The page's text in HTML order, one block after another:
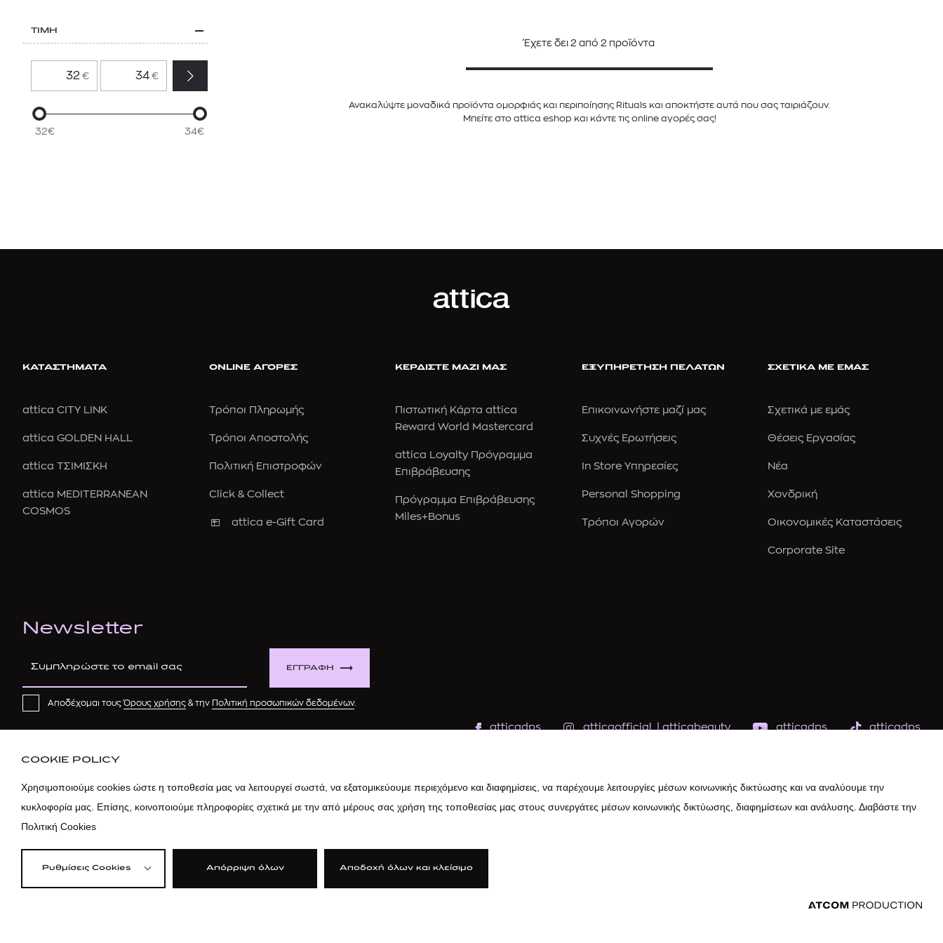
ΤΙΜΗ
€ €
32€ 34€
Έχετε δει 2 από 2 προϊόντα
Ανακαλύψτε μοναδικά προϊόντα ομορφιάς και περιποίησης Rituals και αποκτήστε αυτά που σας ταιριάζουν.
Μπείτε στο attica eshop και κάντε τις online αγορές σας!
ΚΑΤΑΣΤΗΜΑΤΑ
attica CITY LINK
attica GOLDEN HALL
attica ΤΣΙΜΙΣΚΗ
attica MEDITERRANEAN
COSMOS
ONLINE ΑΓΟΡΕΣ
Τρόποι Πληρωμής
Τρόποι Αποστολής
Πολιτική Επιστροφών
Click & Collect
attica e-Gift Card
ΚΕΡΔΙΣΤΕ ΜΑΖΙ ΜΑΣ
Πιστωτική Κάρτα attica
Reward World Mastercard
attica Loyalty Πρόγραμμα
Επιβράβευσης
Πρόγραμμα Επιβράβευσης
Miles+Bonus
ΕΞΥΠΗΡΕΤΗΣΗ ΠΕΛΑΤΩΝ
Επικοινωνήστε μαζί μας
Συχνές Ερωτήσεις
In Store Υπηρεσίες
Personal Shopping
Τρόποι Αγορών
ΣΧΕΤΙΚΑ ΜΕ ΕΜΑΣ
Σχετικά με εμάς
Θέσεις Εργασίας
Νέα
Χονδρική
Οικονομικές Καταστάσεις
Corporate Site
Newsletter
ΕΓΓΡΑΦΗ
Αποδέχομαι τουςΌρους χρήσης & την Πολιτική προσωπικών δεδομένων.
atticadps atticaofficial |atticabeauty atticadps atticadps
COOKIE POLICY
Χρησιμοποιούμε cookies ώστε η τοποθεσία μας να λειτουργεί σωστά, να εξατομικεύουμε περιεχόμενο και διαφημίσεις, να παρέχουμε λειτουργίες μέσων κοινωνικής δικτύωσης και να αναλύουμε την
κυκλοφορία μας. Επίσης, κοινοποιούμε πληροφορίες σχετικά με την από μέρους σας χρήση της τοποθεσίας μας στους συνεργάτες μέσων κοινωνικής δικτύωσης, διαφημίσεων και ανάλυσης. Διαβάστε την
Πολιτική Cookies
Ρυθμίσεις Cookies Απόρριψη όλων Αποδοχή όλων και κλείσιμο